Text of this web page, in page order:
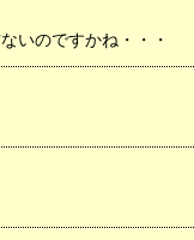
いのですかね・・・